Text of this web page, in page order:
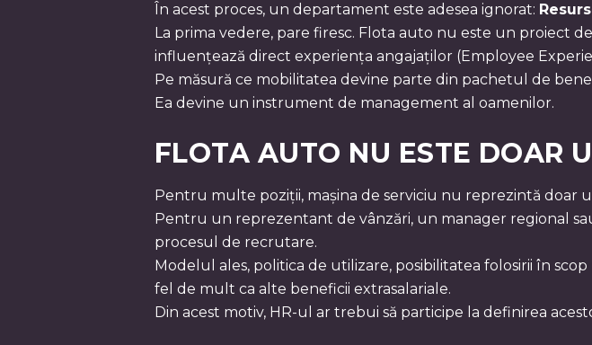
În acest proces, un departament este adesea ignorat:
La prima vedere, pare firesc. Flota auto nu este un proiect
influențează direct experiența angajaților (Employee
Pe măsură ce mobilitatea devine parte din pachetul de
Ea devine un instrument de management al oamenilor.
FLOTA AUTO NU ESTE DOAR
Pentru multe poziții, mașina de serviciu nu reprezintă doar
Pentru un reprezentant de vânzări, un manager regional
procesul de recrutare.
Modelul ales, politica de utilizare, posibilitatea folosirii în
fel de mult ca alte beneficii extrasalariale.
Din acest motiv, HR-ul ar trebui să participe la definirea